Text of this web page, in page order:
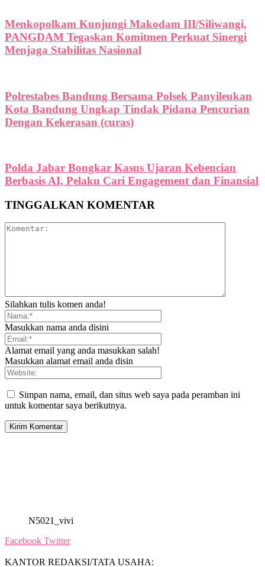
Menkopolkam Kunjungi Makodam III/Siliwangi,
PANGDAM Tegaskan Komitmen Perkuat Sinergi
Menjaga Stabilitas Nasional
Polrestabes Bandung Bersama Polsek Panyileukan
Kota Bandung Ungkap Tindak Pidana Pencurian
Dengan Kekerasan (curas)
Polda Jabar Bongkar Kasus Ujaran Kebencian
Berbasis AI, Pelaku Cari Engagement dan Finansial
TINGGALKAN KOMENTAR
Silahkan tulis komen anda!
Masukkan nama anda disini
Alamat email yang anda masukkan salah!
Masukkan alamat email anda disin
Simpan nama, email, dan situs web saya pada peramban ini
untuk komentar saya berikutnya.
N5021_vivi
Facebook Twitter
KANTOR REDAKSI/TATA USAHA: